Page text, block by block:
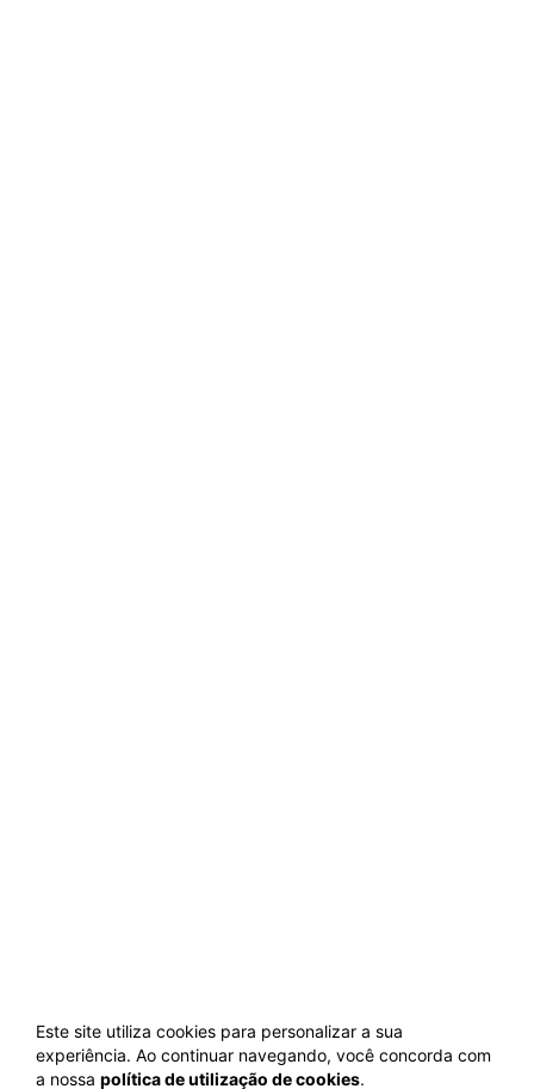
Este site utiliza cookies para personalizar a sua
experiência. Ao continuar navegando, você concorda com
a nossa política de utilização de cookies.